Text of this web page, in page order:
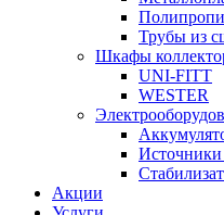
Трубы из
Шкафы
UNI-FITT
WESTER
Акции